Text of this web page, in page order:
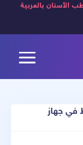
الأسنان بالعربية
في جهاز